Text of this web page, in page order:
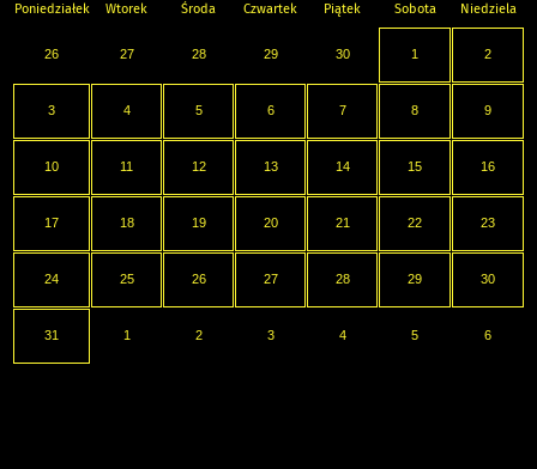
Poniedziałek Wtorek Środa Czwartek Piątek Sobota Niedziela
26 27 28 29 30 1 2
3 4 5 6 7 8 9
10 11 12 13 14 15 16
17 18 19 20 21 22 23
24 25 26 27 28 29 30
31 1 2 3 4 5 6